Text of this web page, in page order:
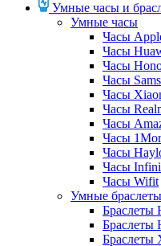
Умные часы и
Умные часы
Часы
Часы
Часы
Часы
Часы
Часы
Часы
Часы
Часы
Часы
Часы Wifit
Умные браслеты
Браслеты
Браслеты
Браслеты